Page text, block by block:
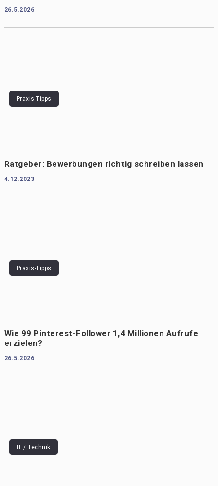
26.5.2026
Praxis-Tipps
Ratgeber: Bewerbungen richtig schreiben lassen
4.12.2023
Praxis-Tipps
Wie 99 Pinterest-Follower 1,4 Millionen Aufrufe
erzielen?
26.5.2026
IT / Technik